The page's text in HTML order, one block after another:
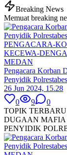
Breaking News
Memuat breaking
PENGACARA-
KECEWA-
MEDAN
Pengacara Korban
Penyidik
26 Jun 2024, 15.28
0
9
0
TOPIK
DUGAAN MAFIA
PENYIDIK